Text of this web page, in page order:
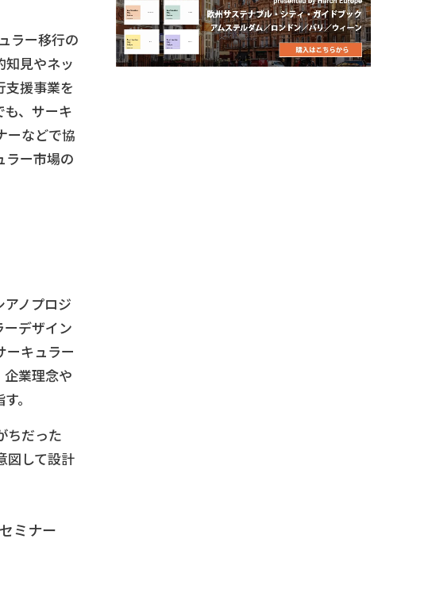
ラー移行の
知見やネッ
支援事業を
も、サーキ
ーなどで協
ラー市場の
ノプロジ
ーデザイン
ーキュラー
企業理念や
。
ちだった
図して設計
ミナー